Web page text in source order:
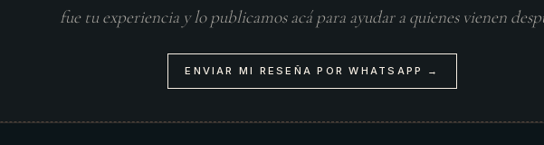
fue tu experiencia y lo publicamos acá para ayudar a quienes vienen
ENVIAR MI RESEÑA POR WHATSAPP →